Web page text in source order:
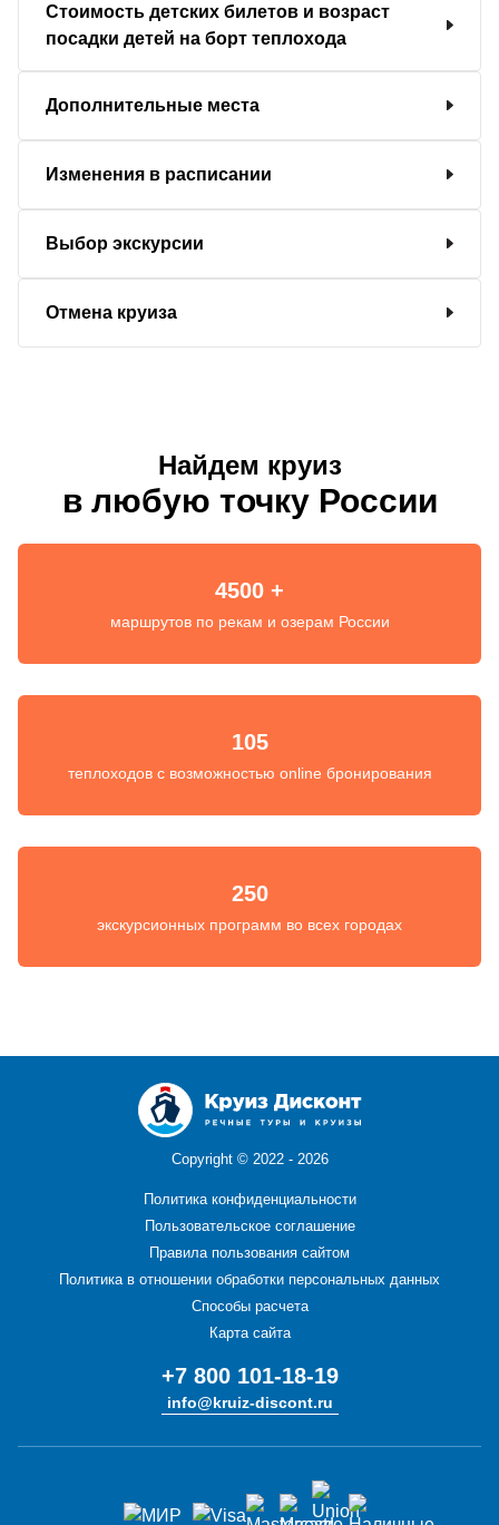
Стоимость детских билетов и возраст
посадки детей на борт теплохода
Дополнительные места
Изменения в расписании
Выбор экскурсии
Отмена круиза
Найдем круиз
в любую точку России
4500 +
маршрутов по рекам и озерам России
105
теплоходов с возможностью online бронирования
250
экскурсионных программ во всех городах
Copyright © 2022 - 2026
Политика конфиденциальности
Пользовательское соглашение
Правила пользования сайтом
Политика в отношении обработки персональных данных
Способы расчета
Карта сайта
+7 800 101-18-19
info@kruiz-discont.ru